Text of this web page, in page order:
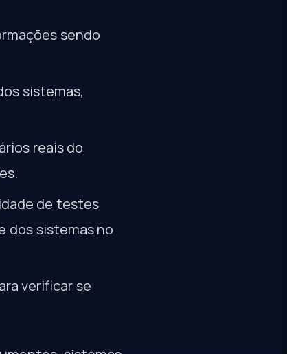
sendo
sistemas,
reais do
de testes
dos sistemas no
verificar se